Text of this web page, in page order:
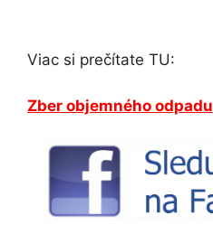
Viac si prečítate TU:
Zber objemného odpadu